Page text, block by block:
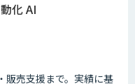
化 AI
販売支援まで。実績に基